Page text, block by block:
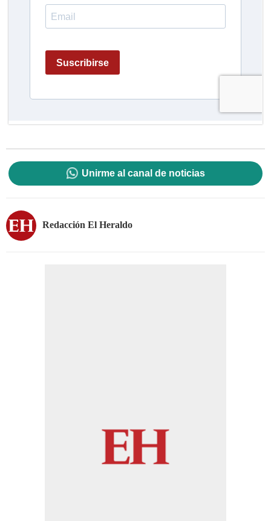
Unirme al canal de noticias
Redacción El Heraldo